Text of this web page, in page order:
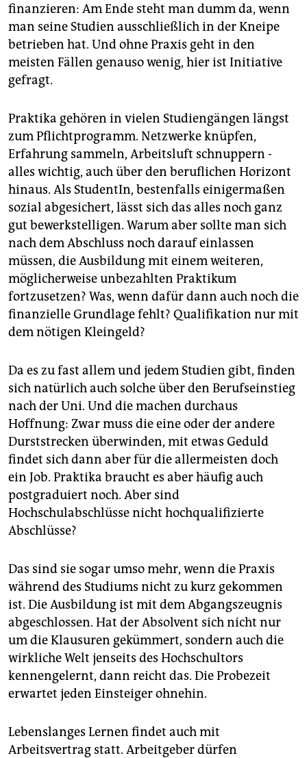
finanzieren: Am Ende steht man dumm da, wenn
man seine Studien ausschließlich in der Kneipe
betrieben hat. Und ohne Praxis geht in den
meisten Fällen genauso wenig, hier ist Initiative
gefragt.
Praktika gehören in vielen Studiengängen längst
zum Pflichtprogramm. Netzwerke knüpfen,
Erfahrung sammeln, Arbeitsluft schnuppern -
alles wichtig, auch über den beruflichen Horizont
hinaus. Als StudentIn, bestenfalls einigermaßen
sozial abgesichert, lässt sich das alles noch ganz
gut bewerkstelligen. Warum aber sollte man sich
nach dem Abschluss noch darauf einlassen
müssen, die Ausbildung mit einem weiteren,
möglicherweise unbezahlten Praktikum
fortzusetzen? Was, wenn dafür dann auch noch die
finanzielle Grundlage fehlt? Qualifikation nur mit
dem nötigen Kleingeld?
Da es zu fast allem und jedem Studien gibt, finden
sich natürlich auch solche über den Berufseinstieg
nach der Uni. Und die machen durchaus
Hoffnung: Zwar muss die eine oder der andere
Durststrecken überwinden, mit etwas Geduld
findet sich dann aber für die allermeisten doch
ein Job. Praktika braucht es aber häufig auch
postgraduiert noch. Aber sind
Hochschulabschlüsse nicht hochqualifizierte
Abschlüsse?
Das sind sie sogar umso mehr, wenn die Praxis
während des Studiums nicht zu kurz gekommen
ist. Die Ausbildung ist mit dem Abgangszeugnis
abgeschlossen. Hat der Absolvent sich nicht nur
um die Klausuren gekümmert, sondern auch die
wirkliche Welt jenseits des Hochschultors
kennengelernt, dann reicht das. Die Probezeit
erwartet jeden Einsteiger ohnehin.
Lebenslanges Lernen findet auch mit
Arbeitsvertrag statt. Arbeitgeber dürfen